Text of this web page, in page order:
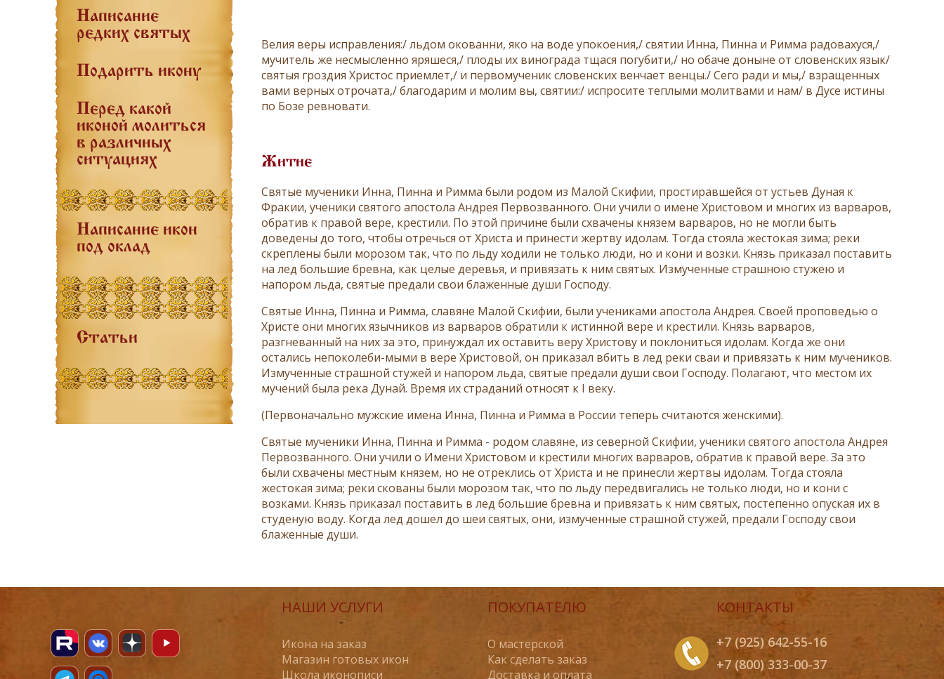
Написание
редких святых
Подарить икону
Перед какой
иконой молиться
в различных
ситуациях
Написание икон
под оклад
Статьи
Велия веры исправления:/ льдом окованни, яко на воде упокоения,/ святии Инна, Пинна и Римма радовахуся,/
мучитель же несмысленно яряшеся,/ плоды их винограда тщася погубити,/ но обаче доныне от словенских язык/
святыя гроздия Христос приемлет,/ и первомученик словенских венчает венцы./ Сего ради и мы,/ взращенных
вами верных отрочата,/ благодарим и молим вы, святии:/ испросите теплыми молитвами и нам/ в Дусе истины
по Бозе ревновати.
Житие
Святые мученики Инна, Пинна и Римма были родом из Малой Скифии, простиравшейся от устьев Дуная к
Фракии, ученики святого апостола Андрея Первозванного. Они учили о имене Христовом и многих из варваров,
обратив к правой вере, крестили. По этой причине были схвачены князем варваров, но не могли быть
доведены до того, чтобы отречься от Христа и принести жертву идолам. Тогда стояла жестокая зима; реки
скреплены были морозом так, что по льду ходили не только люди, но и кони и возки. Князь приказал поставить
на лед большие бревна, как целые деревья, и привязать к ним святых. Измученные страшною стужею и
напором льда, святые предали свои блаженные души Господу.
Святые Инна, Пинна и Римма, славяне Малой Скифии, были учениками апостола Андрея. Своей проповедью о
Христе они многих язычников из варваров обратили к истинной вере и крестили. Князь варваров,
разгневанный на них за это, принуждал их оставить веру Христову и поклониться идолам. Когда же они
остались непоколеби-мыми в вере Христовой, он приказал вбить в лед реки сваи и привязать к ним мучеников.
Измученные страшной стужей и напором льда, святые предали души свои Господу. Полагают, что местом их
мучений была река Дунай. Время их страданий относят к I веку.
(Первоначально мужские имена Инна, Пинна и Римма в России теперь считаются женскими).
Святые мученики Инна, Пинна и Римма - родом славяне, из северной Скифии, ученики святого апостола Андрея
Первозванного. Они учили о Имени Христовом и крестили многих варваров, обратив к правой вере. За это
были схвачены местным князем, но не отреклись от Христа и не принесли жертвы идолам. Тогда стояла
жестокая зима; реки скованы были морозом так, что по льду передвигались не только люди, но и кони с
возками. Князь приказал поставить в лед большие бревна и привязать к ним святых, постепенно опуская их в
студеную воду. Когда лед дошел до шеи святых, они, измученные страшной стужей, предали Господу свои
блаженные души.
НАШИ УСЛУГИ
Икона на заказ
Магазин готовых икон
Школа иконописи
ПОКУПАТЕЛЮ
О мастерской
Как сделать заказ
Доставка и оплата
КОНТАКТЫ
+7 (925) 642-55-16
+7 (800) 333-00-37